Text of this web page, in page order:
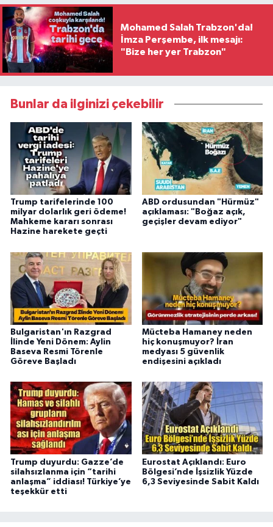
Mohamed Salah Trabzon'da!
İmza Perşembe, ilk mesajı:
"Bize her yer Trabzon"
Bunlar da ilginizi çekebilir
Trump tarifelerinde 100
milyar dolarlık geri ödeme!
Mahkeme kararı sonrası
Hazine harekete geçti
ABD ordusundan "Hürmüz"
açıklaması: "Boğaz açık,
geçişler devam ediyor"
Bulgaristan'ın Razgrad
İlinde Yeni Dönem: Aylin
Baseva Resmi Törenle
Göreve Başladı
Mücteba Hamaney neden
hiç konuşmuyor? İran
medyası 5 güvenlik
endişesini açıkladı
Trump duyurdu: Gazze’de
silahsızlanma için “tarihi
anlaşma” iddiası! Türkiye’ye
teşekkür etti
Eurostat Açıklandı: Euro
Bölgesi’nde İşsizlik Yüzde
6,3 Seviyesinde Sabit Kaldı